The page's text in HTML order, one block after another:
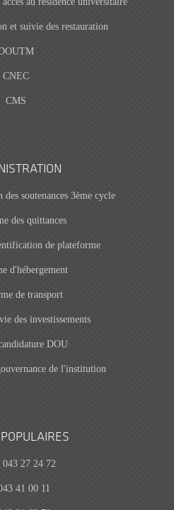
et suivie des restauration
CNEC
CMS
soutenances 3ème cycle
des quittances
de plateforme
d'hébergement
de transport
des investissements
DOU
de l'institution
27 24 72
41 00 11